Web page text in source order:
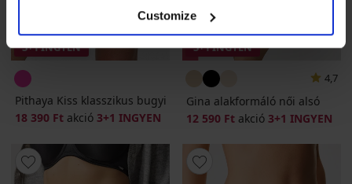
Customize
3+1 INGYEN
Pithaya Kiss klasszikus bugyi
18 390 Ft akció 3+1 INGYEN
3+1 INGYEN
4,7
Gina alakformáló női alsó
12 590 Ft akció 3+1 INGYEN